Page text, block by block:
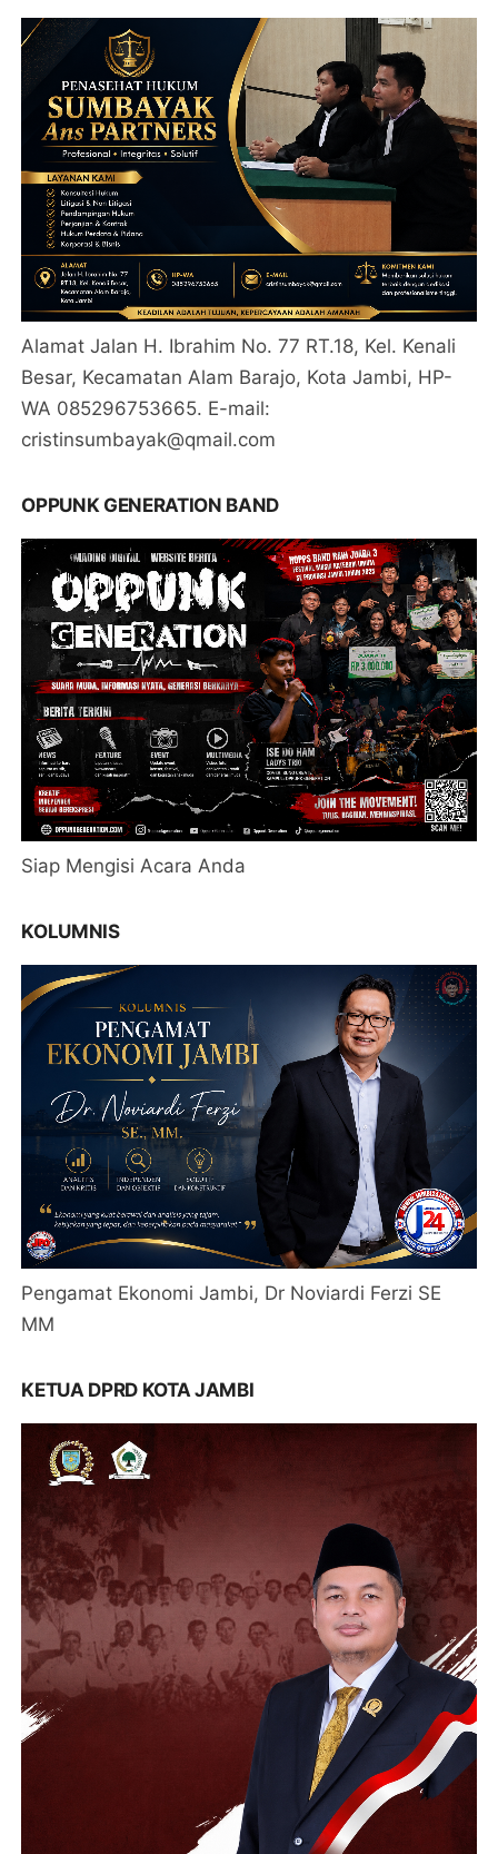
Alamat Jalan H. Ibrahim No. 77 RT.18, Kel. Kenali
Besar, Kecamatan Alam Barajo, Kota Jambi, HP-
WA 085296753665. E-mail:
cristinsumbayak@qmail.com
OPPUNK GENERATION BAND
Siap Mengisi Acara Anda
KOLUMNIS
Pengamat Ekonomi Jambi, Dr Noviardi Ferzi SE
MM
KETUA DPRD KOTA JAMBI